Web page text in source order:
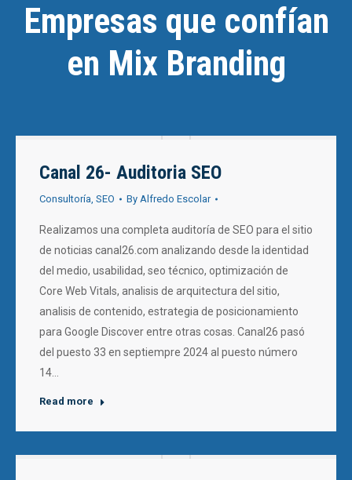
Empresas que confían
en Mix Branding
Canal 26- Auditoria SEO
Consultoría, SEO By Alfredo Escolar
Realizamos una completa auditoría de SEO para el sitio
de noticias canal26.com analizando desde la identidad
del medio, usabilidad, seo técnico, optimización de
Core Web Vitals, analisis de arquitectura del sitio,
analisis de contenido, estrategia de posicionamiento
para Google Discover entre otras cosas. Canal26 pasó
del puesto 33 en septiempre 2024 al puesto número
14…
Read more